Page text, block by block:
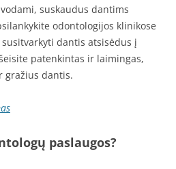
suskaudus dantims
odontologijos klinikose
dantis atsisėdus į
patenkintas ir laimingas,
gražius dantis.
paslaugos?